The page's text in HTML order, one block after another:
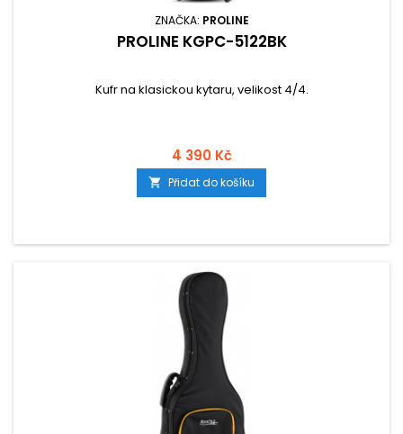
ZNAČKA: PROLINE
PROLINE KGPC-5122BK
Kufr na klasickou kytaru, velikost 4/4.
4 390 Kč
 Přidat do košíku